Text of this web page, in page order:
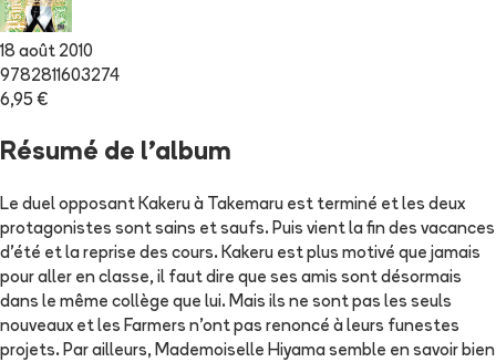
18 août 2010
9782811603274
6,95 €
Résumé de l'album
Le duel opposant Kakeru à Takemaru est terminé et les deux
protagonistes sont sains et saufs. Puis vient la fin des vacances
d'été et la reprise des cours. Kakeru est plus motivé que jamais
pour aller en classe, il faut dire que ses amis sont désormais
dans le même collège que lui. Mais ils ne sont pas les seuls
nouveaux et les Farmers n'ont pas renoncé à leurs funestes
projets. Par ailleurs, Mademoiselle Hiyama semble en savoir bien